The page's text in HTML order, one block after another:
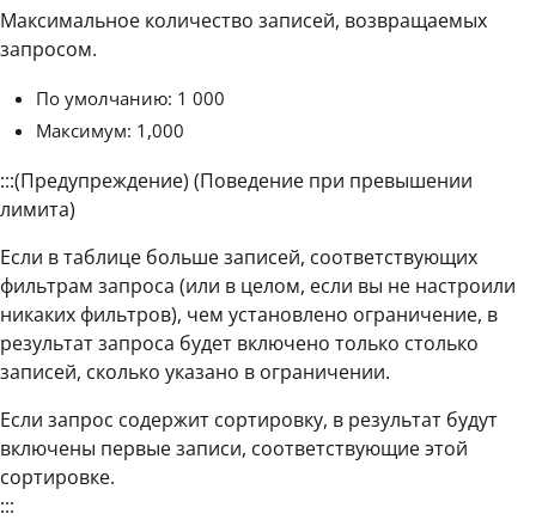
Максимальное количество записей, возвращаемых
запросом.
По умолчанию: 1 000
Максимум: 1,000
:::(Предупреждение) (Поведение при превышении
лимита)
Если в таблице больше записей, соответствующих
фильтрам запроса (или в целом, если вы не настроили
никаких фильтров), чем установлено ограничение, в
результат запроса будет включено только столько
записей, сколько указано в ограничении.
Если запрос содержит сортировку, в результат будут
включены первые записи, соответствующие этой
сортировке.
:::